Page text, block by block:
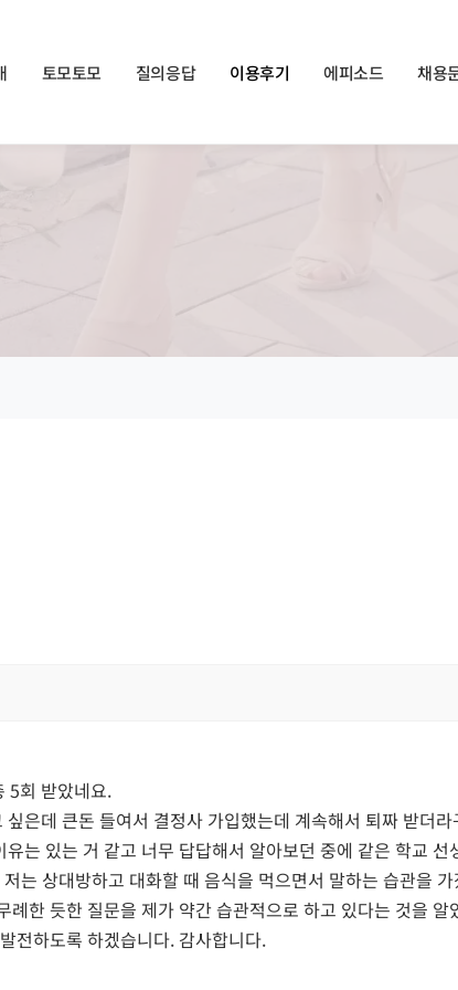
토모토모 질의응답 이용후기 에피소드 채용
5회 받았네요.
은데 큰돈 들여서 결정사 가입했는데 계속해서 퇴짜 받더
는 있는 거 같고 너무 답답해서 알아보던 중에 같은 학교
는 상대방하고 대화할 때 음식을 먹으면서 말하는 습관을
한 듯한 질문을 제가 약간 습관적으로 하고 있다는 것을
전하도록 하겠습니다. 감사합니다.